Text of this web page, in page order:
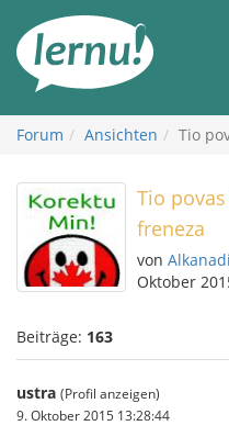
Inhalt
Forum Ansichten Tio
Tio
freneza
von Alkanadi
Oktober
Beiträge: 163
ustra (Profil anzeigen)
9. Oktober 2015 13:28:44